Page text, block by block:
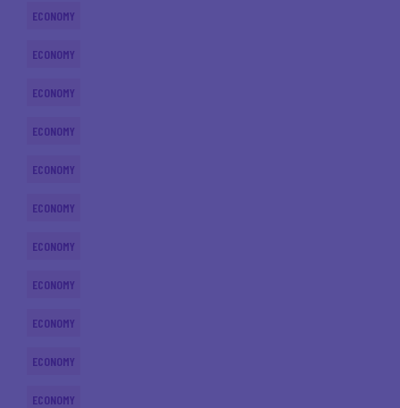
ECONOMY
ECONOMY
ECONOMY
ECONOMY
ECONOMY
ECONOMY
ECONOMY
ECONOMY
ECONOMY
ECONOMY
ECONOMY